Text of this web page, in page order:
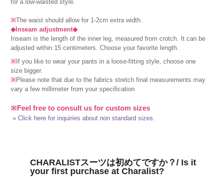
for a low-waisted style.
※The waist should allow for 1-2cm extra width.
◆Inseam adjustment◆
Inseam is the length of the inner leg, measured from crotch. It can be
adjusted within 15 centimeters. Choose your favorite length.
※ If you like to wear your pants in a loose-fitting style, choose one
size bigger.
※Please note that due to the fabrics stretch final measurements may
vary a few millimeter from your specification
※Feel free to consult us for custom sizes
» Click here for inquiries about non standard sizes.
CHARALISTスーツは初めてですか？/ Is it
your first purchase at Charalist?